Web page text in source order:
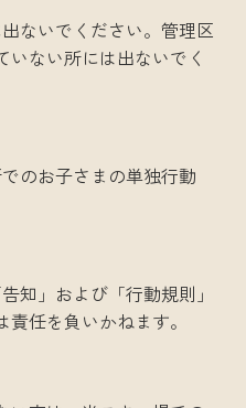
ないでください。管理区
ない所には出ないでく
のお子さまの単独行動
知」および「行動規則」
任を負いかねます。